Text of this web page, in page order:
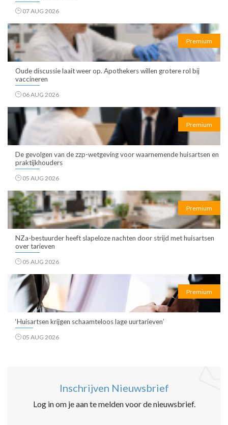
07 AUG 2026
Premium
Oude discussie laait weer op. Apothekers willen grotere rol bij
vaccineren
06 AUG 2026
Premium
De gevolgen van de zzp-wetgeving voor waarnemende huisartsen en
praktijkhouders
05 AUG 2026
Premium
NZa-bestuurder heeft slapeloze nachten door strijd met huisartsen
over tarieven
05 AUG 2026
Premium
‘Huisartsen krijgen schaamteloos lage uurtarieven’
05 AUG 2026
Inschrijven Nieuwsbrief
Log in om je aan te melden voor de nieuwsbrief.